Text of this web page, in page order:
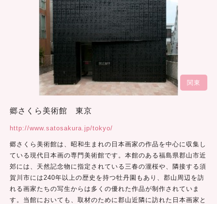
関東
郷さくら美術館 東京
http://www.satosakura.jp/tokyo/
郷さくら美術館は、昭和生まれの日本画家の作品を中心に収集し
ている現代日本画の専門美術館です。本館のある福島県郡山市近
郊には、天然記念物に指定されている三春の瀧桜や、隣接する須
賀川市には240年以上の歴史を持つ牡丹園もあり、郡山周辺を訪
れる画家たちの写生からは多くの優れた作品が制作されていま
す。当館においても、取材のために郡山近隣に訪れた日本画家と